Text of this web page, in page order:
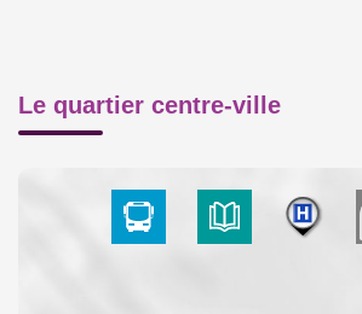
Le quartier centre-ville